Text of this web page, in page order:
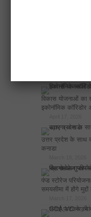
विकास योजनाओं का
इकोनॉमिक
उत्तर प्रदेश के साथ
कनाडा
पंप्ड स्टोरेज
समयसीमा में होंगे